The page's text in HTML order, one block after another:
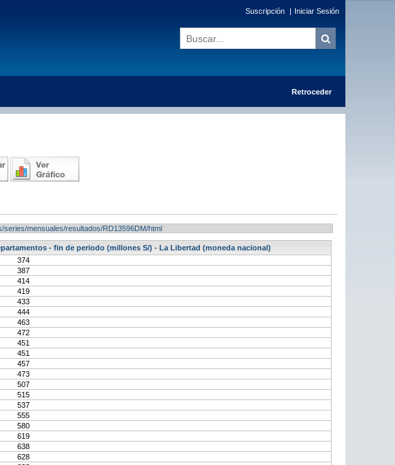
Suscripción | Iniciar Sesión
Retroceder
mensuales/resultados/RD13596DM/html
- fin de periodo (millones S/) - La Libertad (moneda nacional)
374
387
414
419
433
444
463
472
451
451
457
473
507
515
537
555
580
619
638
628